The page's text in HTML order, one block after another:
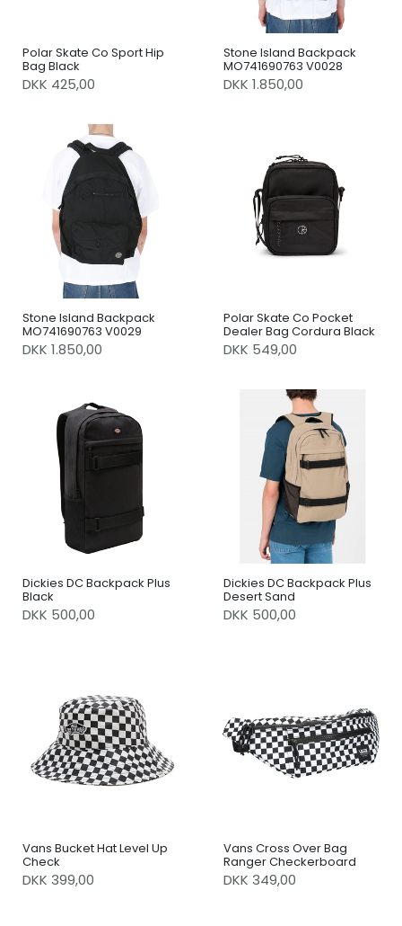
Polar Skate Co Sport Hip
Bag Black
DKK 425,00
Stone Island Backpack
MO741690763 V0028
DKK 1.850,00
Stone Island Backpack
MO741690763 V0029
DKK 1.850,00
Polar Skate Co Pocket
Dealer Bag Cordura Black
DKK 549,00
Dickies DC Backpack Plus
Black
DKK 500,00
Dickies DC Backpack Plus
Desert Sand
DKK 500,00
Vans Bucket Hat Level Up
Check
DKK 399,00
Vans Cross Over Bag
Ranger Checkerboard
DKK 349,00